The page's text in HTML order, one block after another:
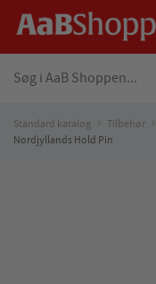
Standard katalog Tilbehør
Nordjyllands Hold Pin